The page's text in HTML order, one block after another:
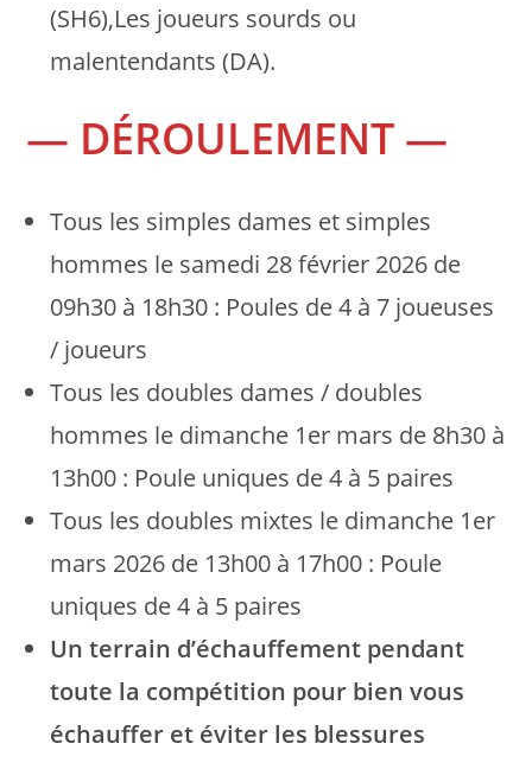
(SH6),Les joueurs sourds ou
malentendants (DA).
— DÉROULEMENT —
Tous les simples dames et simples
hommes le samedi 28 février 2026 de
09h30 à 18h30 : Poules de 4 à 7 joueuses
/ joueurs
Tous les doubles dames / doubles
hommes le dimanche 1er mars de 8h30 à
13h00 : Poule uniques de 4 à 5 paires
Tous les doubles mixtes le dimanche 1er
mars 2026 de 13h00 à 17h00 : Poule
uniques de 4 à 5 paires
Un terrain d’échauffement pendant
toute la compétition pour bien vous
échauffer et éviter les blessures